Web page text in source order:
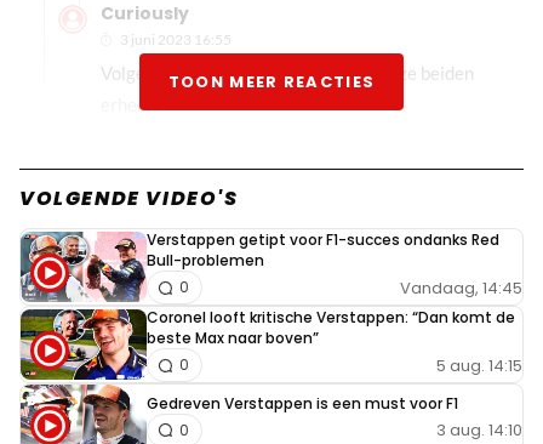
Curiously
3 juni 2023 16:55
Volgens een later artikel hier moeten ze beiden
erheen.
han49
3 juni 2023 17:04
zal wel weer in de doofpot gestopt worden
Omerta
3 juni 2023 15:41
Wordt een straf voor max. Hij kon ook uitwijken toch? 🤣
😂😅
TOON MEER REACTIES
VOLGENDE VIDEO'S
Verstappen getipt voor F1-succes ondanks Red
Bull-problemen
Vandaag, 14:45
0
Coronel looft kritische Verstappen: “Dan komt de
beste Max naar boven”
5 aug. 14:15
0
Gedreven Verstappen is een must voor F1
3 aug. 14:10
0